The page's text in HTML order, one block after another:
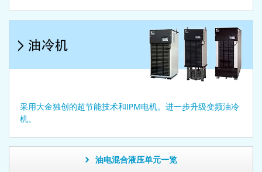
采用大金独创的超节能技术和IPM电机。进一步升级变频油冷
机。
油电混合液压单元一览